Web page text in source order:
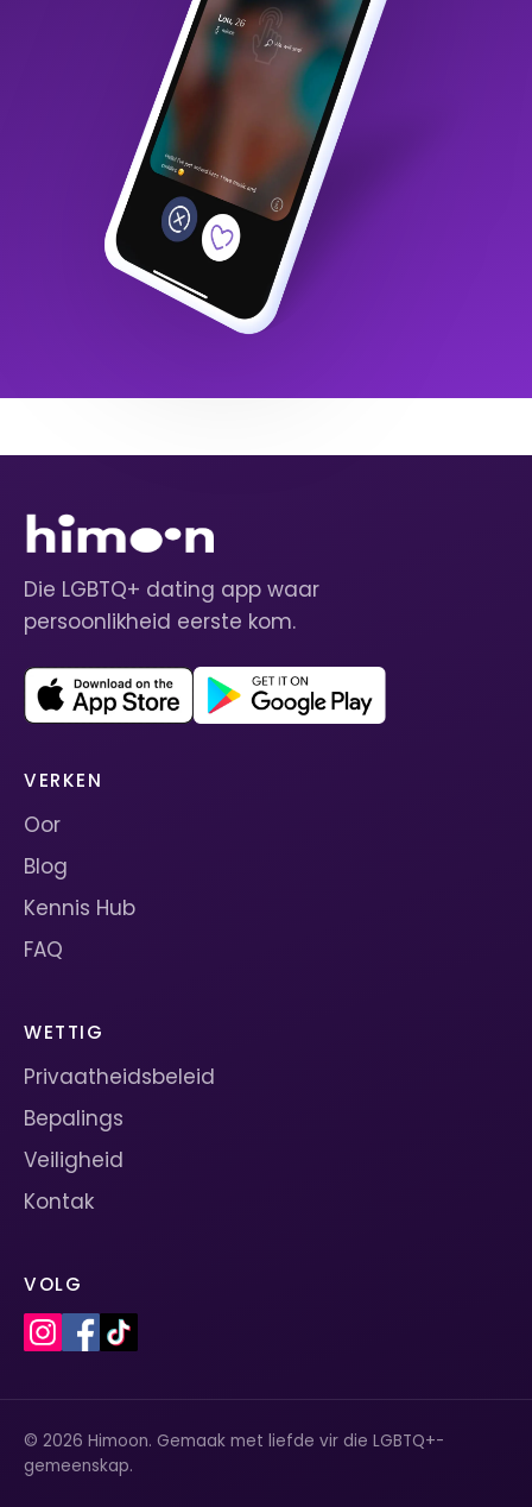
Die LGBTQ+ dating app waar
persoonlikheid eerste kom.
VERKEN
Oor
Blog
Kennis Hub
FAQ
WETTIG
Privaatheidsbeleid
Bepalings
Veiligheid
Kontak
VOLG
© 2026 Himoon. Gemaak met liefde vir die LGBTQ+-
gemeenskap.